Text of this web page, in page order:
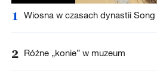
1 Wiosna w czasach dynastii Song
2 Różne „konie” w muzeum